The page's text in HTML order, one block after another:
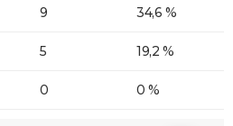
9 34,6 %
5 19,2 %
0 0 %